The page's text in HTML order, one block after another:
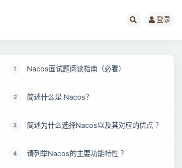
登录
1 Nacos面试题阅读指南（必看）
2 简述什么是 Nacos？
3 简述为什么选择Nacos以及其对应的优点 ？
4 请列举Nacos的主要功能特性 ？